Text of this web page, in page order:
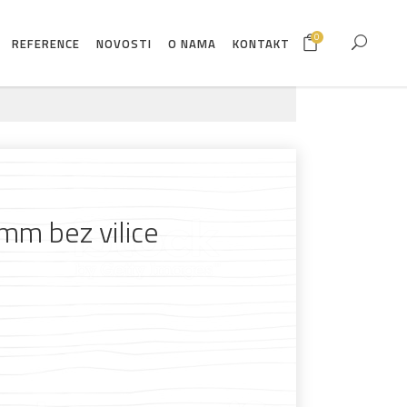
REFERENCE NOVOSTI O NAMA KONTAKT 0
bez vilice